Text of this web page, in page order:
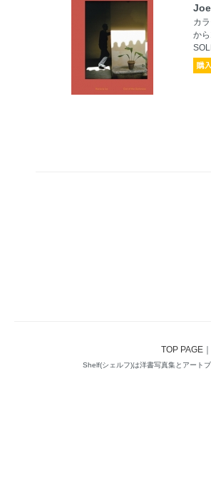
カ
か
TOP PAGE ｜
Shelf(シェルフ)は洋書写真集とアート